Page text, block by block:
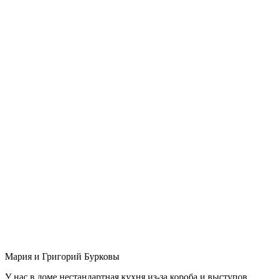
Мария и Григорий Бурковы
У нас в доме нестандартная кухня из-за короба и выступов,